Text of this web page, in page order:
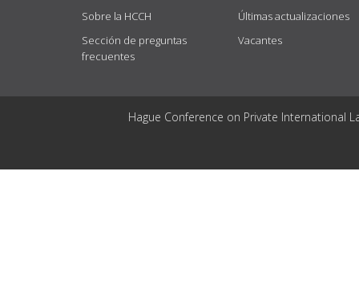
Sobre la HCCH
Sección de preguntas
frecuentes
Últimas actualizaciones
Vacantes
Hague Conference on Private International